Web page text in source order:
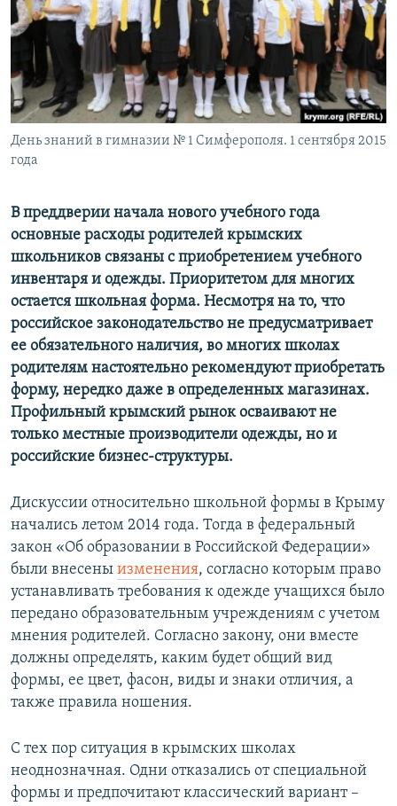
ПОБЕДИТЕЛЕЙ НЕ СУДЯТ?
КРЫМ.НЕПОКОРЕННЫЙ
ELIFBE
УКРАИНСКАЯ ПРОБЛЕМА КРЫМА
ПРИСОЕДИНЯЙТЕСЬ!
Все сайты RFE/RL
День знаний в гимназии № 1 Симферополя. 1 сентября 2015
года
В преддверии начала нового учебного года
основные расходы родителей крымских
школьников связаны с приобретением учебного
инвентаря и одежды. Приоритетом для многих
остается школьная форма. Несмотря на то, что
российское законодательство не предусматривает
ее обязательного наличия, во многих школах
родителям настоятельно рекомендуют приобретать
форму, нередко даже в определенных магазинах.
Профильный крымский рынок осваивают не
только местные производители одежды, но и
российские бизнес-структуры.
Дискуссии относительно школьной формы в Крыму
начались летом 2014 года. Тогда в федеральный
закон «Об образовании в Российской Федерации»
были внесены изменения, согласно которым право
устанавливать требования к одежде учащихся было
передано образовательным учреждениям с учетом
мнения родителей. Согласно закону, они вместе
должны определять, каким будет общий вид
формы, ее цвет, фасон, виды и знаки отличия, а
также правила ношения.
С тех пор ситуация в крымских школах
неоднозначная. Одни отказались от специальной
формы и предпочитают классический вариант –